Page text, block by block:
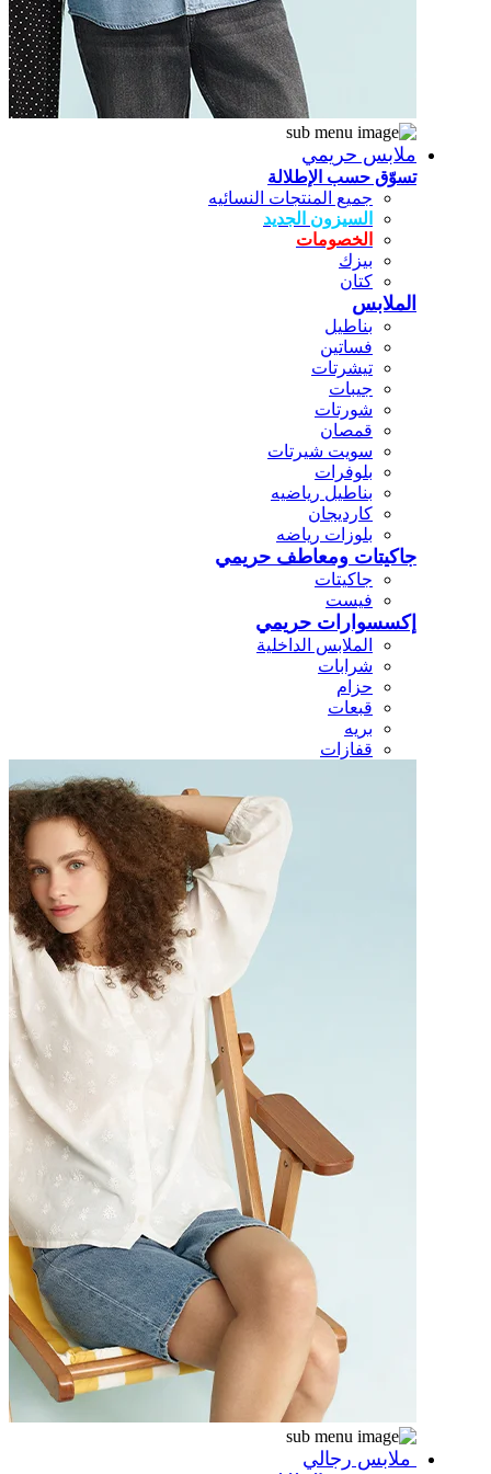
ملابس حريمي
تسوّق حسب الإطلالة
جميع المنتجات النسائيه
السيزون الجديد
الخصومات
بيزك
كتان
الملابس
بناطيل
فساتين
تيشرتات
جيبات
شورتات
قمصان
سويت شيرتات
بلوفرات
بناطيل رياضيه
كارديجان
بلوزات رياضه
جاكيتات ومعاطف حريمي
جاكيتات
فيست
إكسسوارات حريمي
الملابس الداخلية
شرابات
حزام
قبعات
بريه
قفازات
ملابس رجالي